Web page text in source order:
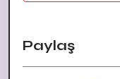
Paylaş